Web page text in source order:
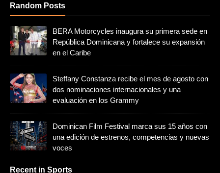
Random Posts
BERA Motorcycles inaugura su primera sede en
República Dominicana y fortalece su expansión
en el Caribe
Steffany Constanza recibe el mes de agosto con
dos nominaciones internacionales y una
evaluación en los Grammy
Dominican Film Festival marca sus 15 años con
una edición de estrenos, competencias y nuevas
voces
Recent in Sports